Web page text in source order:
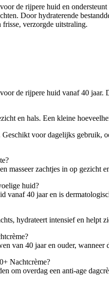
de rijpere huid en
Door hydraterende
verzorgde uitstraling.
de rijpere huid vanaf 40 jaar.
en hals. Een kleine
voor dagelijks
masseer zachtjes in op gezicht
huid?
vanaf 40 jaar en is
hydrateert intensief en helpt
van 40 jaar en ouder,
Nachtcrème?
om overdag een anti-age